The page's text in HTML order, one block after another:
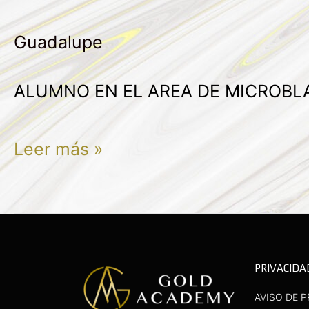
Guadalupe
ALUMNO EN EL AREA DE
MENDOZA
CAMARGO
Leer más »
AVISO DE